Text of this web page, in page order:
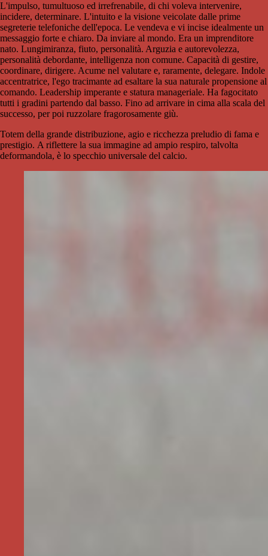
L'impulso, tumultuoso ed irrefrenabile, di chi voleva intervenire,
incidere, determinare. L'intuito e la visione veicolate dalle prime
segreterie telefoniche dell'epoca. Le vendeva e vi incise idealmente un
messaggio forte e chiaro. Da inviare al mondo. Era un imprenditore
nato. Lungimiranza, fiuto, personalità. Arguzia e autorevolezza,
personalità debordante, intelligenza non comune. Capacità di gestire,
coordinare, dirigere. Acume nel valutare e, raramente, delegare. Indole
accentratrice, l'ego tracimante ad esaltare la sua naturale propensione al
comando. Leadership imperante e statura manageriale. Ha fagocitato
tutti i gradini partendo dal basso. Fino ad arrivare in cima alla scala del
successo, per poi ruzzolare fragorosamente giù.
Totem della grande distribuzione, agio e ricchezza preludio di fama e
prestigio. A riflettere la sua immagine ad ampio respiro, talvolta
deformandola, è lo specchio universale del calcio.